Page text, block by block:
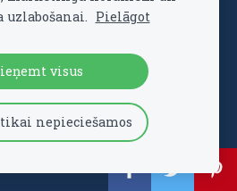
uzlabošanai. Pielāgot
visus
nepieciešamos